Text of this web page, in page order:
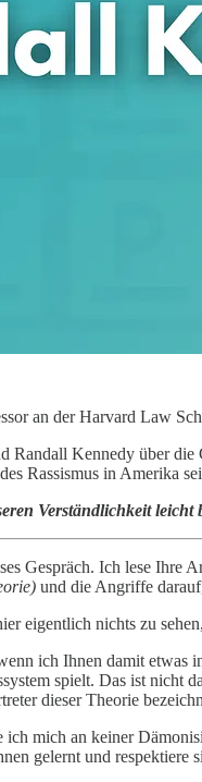
an der Harvard Law
Randall Kennedy über
Rassismus in Amerika
Verständlichkeit leicht
Gespräch. Ich lese Ihre
und die Angriffe
eigentlich nichts zu
ich Ihnen damit
spielt. Das ist nicht
dieser Theorie
ich mich an keiner
gelernt und